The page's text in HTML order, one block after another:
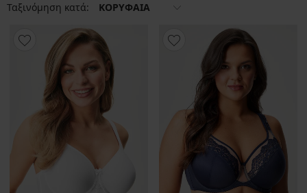
Ταξινόμηση κατά: ΚΟΡΥΦΑΙΑ